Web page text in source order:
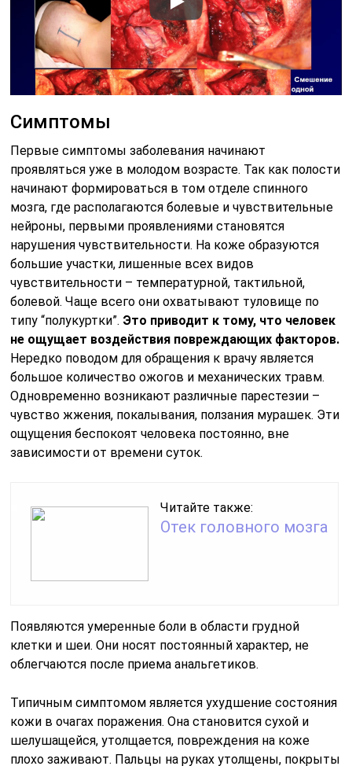
Симптомы
Первые симптомы заболевания начинают
проявляться уже в молодом возрасте. Так как полости
начинают формироваться в том отделе спинного
мозга, где располагаются болевые и чувствительные
нейроны, первыми проявлениями становятся
нарушения чувствительности. На коже образуются
большие участки, лишенные всех видов
чувствительности – температурной, тактильной,
болевой. Чаще всего они охватывают туловище по
типу “полукуртки”. Это приводит к тому, что человек
не ощущает воздействия повреждающих факторов.
Нередко поводом для обращения к врачу является
большое количество ожогов и механических травм.
Одновременно возникают различные парестезии –
чувство жжения, покалывания, ползания мурашек. Эти
ощущения беспокоят человека постоянно, вне
зависимости от времени суток.
Читайте также:
Отек головного мозга
Появляются умеренные боли в области грудной
клетки и шеи. Они носят постоянный характер, не
облегчаются после приема анальгетиков.
Типичным симптомом является ухудшение состояния
кожи в очагах поражения. Она становится сухой и
шелушащейся, утолщается, повреждения на коже
плохо заживают. Пальцы на руках утолщены, покрыты